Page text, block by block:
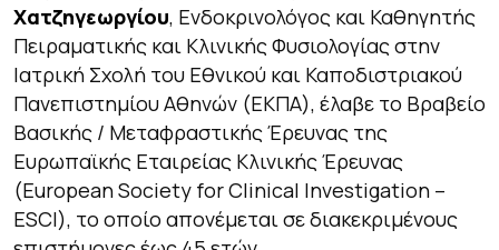
Χατζηγεωργίου, Ενδοκρινολόγος και Καθηγητής
Πειραματικής και Κλινικής Φυσιολογίας στην
Ιατρική Σχολή του Εθνικού και Καποδιστριακού
Πανεπιστημίου Αθηνών (ΕΚΠΑ), έλαβε το Βραβείο
Βασικής / Μεταφραστικής Έρευνας της
Ευρωπαϊκής Εταιρείας Κλινικής Έρευνας
(European Society for Clinical Investigation –
ESCI), το οποίο απονέμεται σε διακεκριμένους